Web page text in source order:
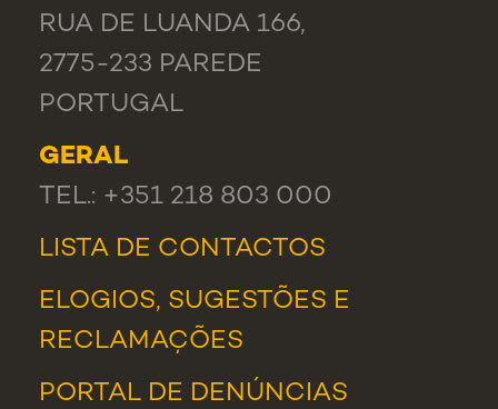
RUA DE LUANDA 166,
2775-233 PAREDE
PORTUGAL
GERAL
TEL.: +351 218 803 000
LISTA DE CONTACTOS
ELOGIOS, SUGESTÕES E
RECLAMAÇÕES
PORTAL DE DENÚNCIAS